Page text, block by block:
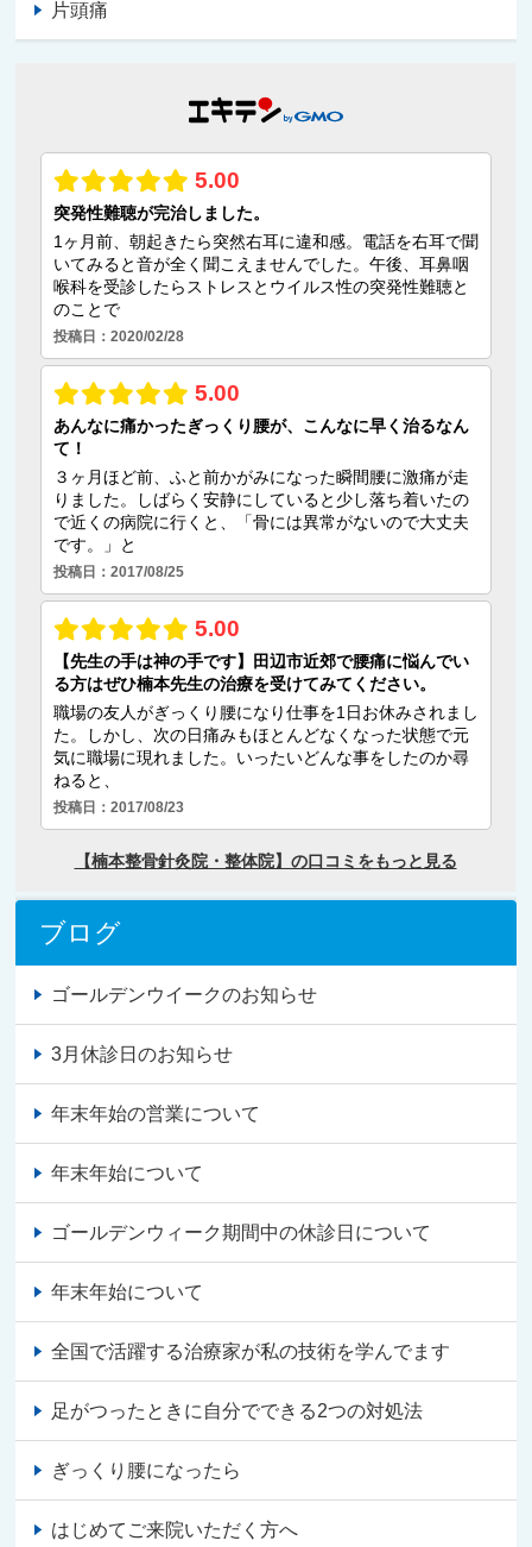
片頭痛
ブログ
ゴールデンウイークのお知らせ
3月休診日のお知らせ
年末年始の営業について
年末年始について
ゴールデンウィーク期間中の休診日について
年末年始について
全国で活躍する治療家が私の技術を学んでます
足がつったときに自分でできる2つの対処法
ぎっくり腰になったら
はじめてご来院いただく方へ